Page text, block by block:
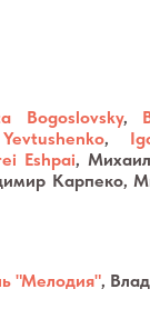
Bogoslovsky,
,
Eshpai,
Карпеко,
Владимир
"Мелодия",